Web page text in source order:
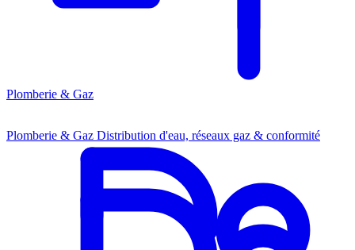
Plomberie & Gaz Distribution d'eau, réseaux gaz & conformité
Plomberie & Gaz